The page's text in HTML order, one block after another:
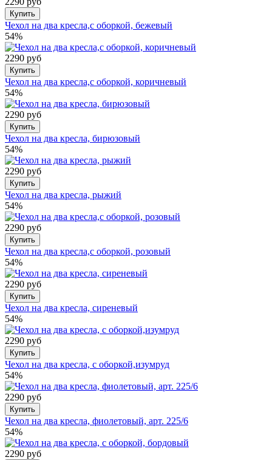
Купить
Чехол на два кресла,с оборкой, бежевый
54%
2290 руб
Купить
Чехол на два кресла,с оборкой, коричневый
54%
2290 руб
Купить
Чехол на два кресла, бирюзовый
54%
2290 руб
Купить
Чехол на два кресла, рыжий
54%
2290 руб
Купить
Чехол на два кресла,с оборкой, розовый
54%
2290 руб
Купить
Чехол на два кресла, сиреневый
54%
2290 руб
Купить
Чехол на два кресла, с оборкой,изумруд
54%
2290 руб
Купить
Чехол на два кресла, фиолетовый, арт. 225/6
54%
2290 руб